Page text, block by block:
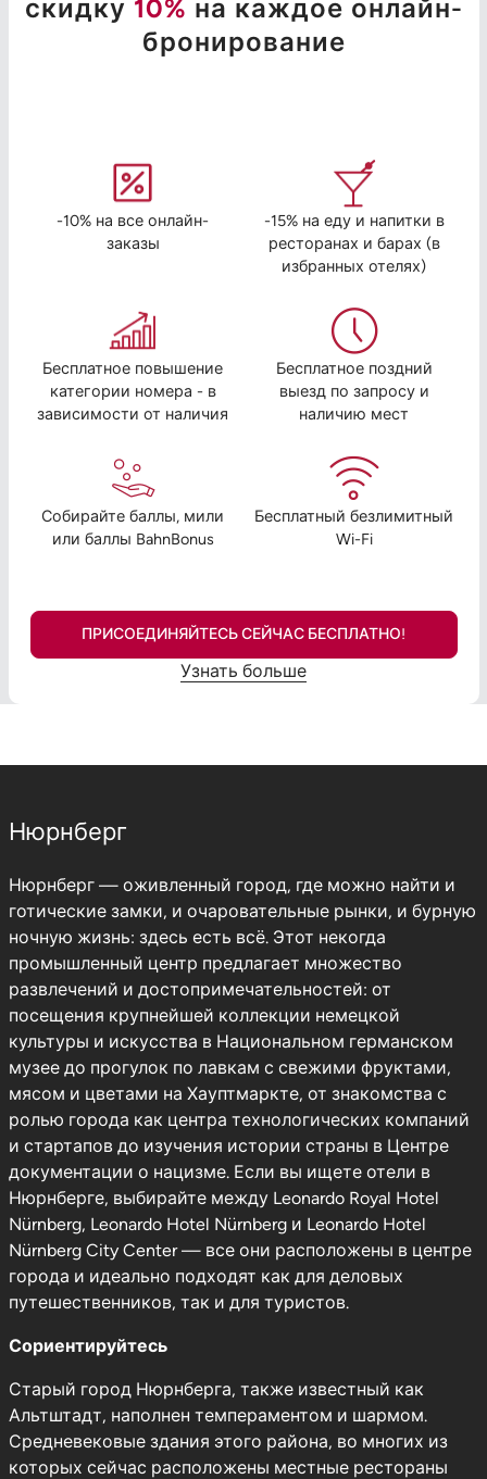
скидку 10% на каждое онлайн-
бронирование
-10% на все онлайн-
заказы
-15% на еду и напитки в
ресторанах и барах (в
избранных отелях)
Бесплатное повышение
категории номера - в
зависимости от наличия
Бесплатное поздний
выезд по запросу и
наличию мест
Собирайте баллы, мили
или баллы BahnBonus
Бесплатный безлимитный
Wi-Fi
ПРИСОЕДИНЯЙТЕСЬ СЕЙЧАС БЕСПЛАТНО!
Узнать больше
Нюрнберг
Нюрнберг — оживленный город, где можно найти и
готические замки, и очаровательные рынки, и бурную
ночную жизнь: здесь есть всё. Этот некогда
промышленный центр предлагает множество
развлечений и достопримечательностей: от
посещения крупнейшей коллекции немецкой
культуры и искусства в Национальном германском
музее до прогулок по лавкам с свежими фруктами,
мясом и цветами на Хауптмаркте, от знакомства с
ролью города как центра технологических компаний
и стартапов до изучения истории страны в Центре
документации о нацизме. Если вы ищете отели в
Нюрнберге, выбирайте между Leonardo Royal Hotel
Nürnberg, Leonardo Hotel Nürnberg и Leonardo Hotel
Nürnberg City Center — все они расположены в центре
города и идеально подходят как для деловых
путешественников, так и для туристов.
Сориентируйтесь
Старый город Нюрнберга, также известный как
Альтштадт, наполнен темпераментом и шармом.
Средневековые здания этого района, во многих из
которых сейчас расположены местные рестораны